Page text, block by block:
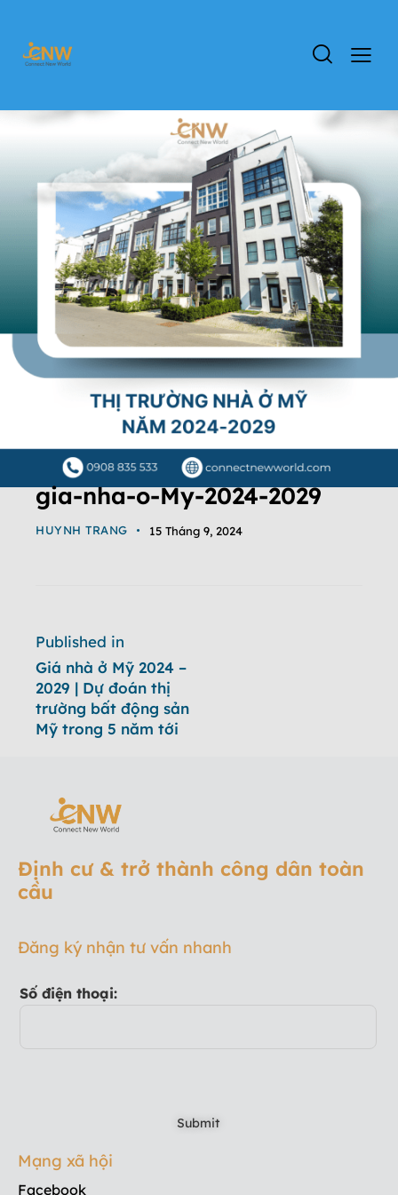
gia-nha-o-My-2024-2029
HUYNH TRANG 15 Tháng 9, 2024
Published in
Giá nhà ở Mỹ 2024 –
2029 | Dự đoán thị
trường bất động sản
Mỹ trong 5 năm tới
Định cư & trở thành công dân toàn
cầu
Đăng ký nhận tư vấn nhanh
Số điện thoại:
Mạng xã hội
Facebook